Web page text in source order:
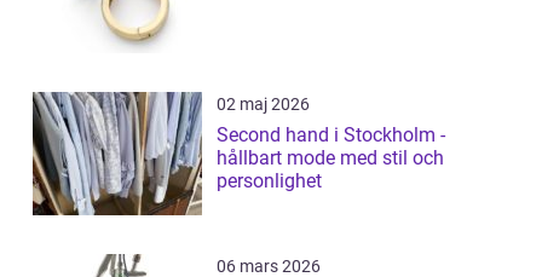
02 maj 2026
Second hand i Stockholm -
hållbart mode med stil och
personlighet
06 mars 2026